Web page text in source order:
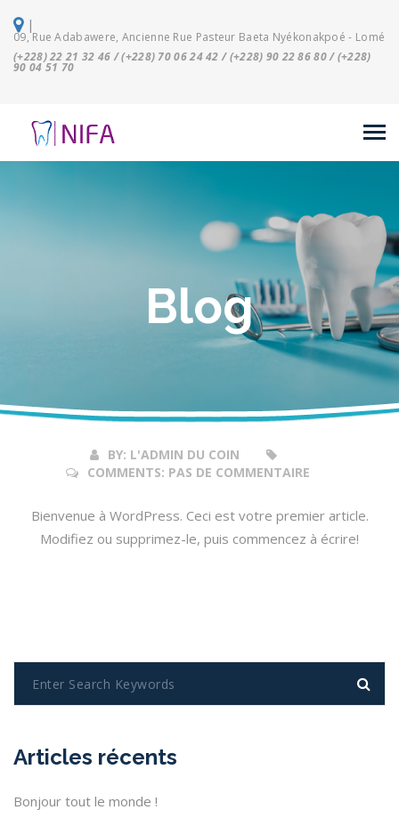
|
09, Rue Adabawere, Ancienne Rue Pasteur Baeta Nyékonakpoé - Lomé
(+228) 22 21 32 46 / (+228) 70 06 24 42 / (+228) 90 22 86 80 / (+228)
90 04 51 70
Blog
2019
BY: L'ADMIN DU COIN
COMMENTS: PAS DE COMMENTAIRE
Bienvenue à WordPress. Ceci est votre premier article.
Modifiez ou supprimez-le, puis commencez à écrire!
Articles récents
Bonjour tout le monde !